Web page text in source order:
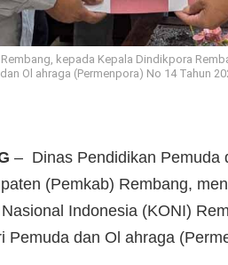
kepada Kepala Dindikpora
Ol ahraga (Permenpora) No 14 Tahun
– Dinas Pendidikan Pemuda
(Pemkab) Rembang,
Indonesia (KONI)
Pemuda dan Ol ahraga